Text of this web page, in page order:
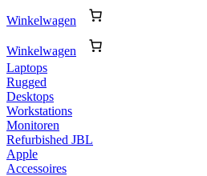
Winkelwagen
Winkelwagen
Laptops
Rugged
Desktops
Workstations
Monitoren
Refurbished JBL
Apple
Accessoires